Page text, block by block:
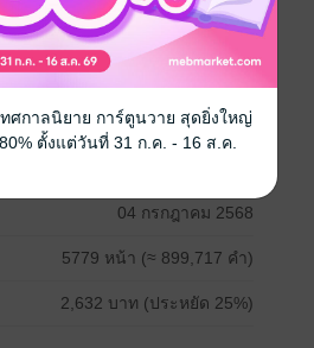
สือแปล
กลับมาเกิดเป็นภรรยาอ้วนยุค 90
04 กรกฎาคม 2568
5779 หน้า (≈ 899,717 คำ)
2,632 บาท (ประหยัด 25%)
ทศกาลนิยาย การ์ตูนวาย สุดยิ่งใหญ่
ตั้งแต่วันที่ 31 ก.ค. - 16 ส.ค.